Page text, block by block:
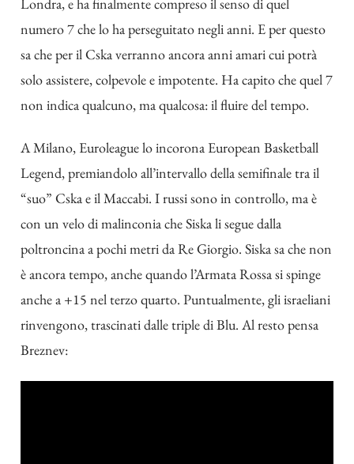
numero 7 che lo ha perseguitato negli anni. E per questo
sa che per il Cska verranno ancora anni amari cui potrà
solo assistere, colpevole e impotente. Ha capito che quel 7
non indica qualcuno, ma qualcosa: il fluire del tempo.
A Milano, Euroleague lo incorona European Basketball
Legend, premiandolo all’intervallo della semifinale tra il
“suo” Cska e il Maccabi. I russi sono in controllo, ma è
con un velo di malinconia che Siska li segue dalla
poltroncina a pochi metri da Re Giorgio. Siska sa che non
è ancora tempo, anche quando l’Armata Rossa si spinge
anche a +15 nel terzo quarto. Puntualmente, gli israeliani
rinvengono, trascinati dalle triple di Blu. Al resto pensa
Breznev: